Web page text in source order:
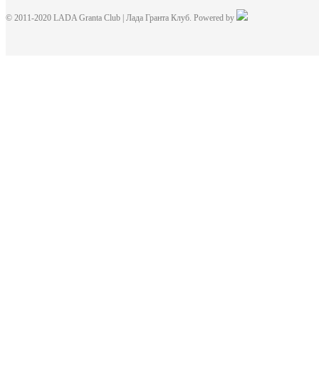
© 2011-2020 LADA Granta Club | Лада Гранта Клуб. Powered by